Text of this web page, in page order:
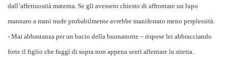
dall’affettuosità materna. Se gli avessero chiesto di affrontare un lupo
mannaro a mani nude probabilmente avrebbe manifestato meno perplessità.
- Mai abbastanza per un bacio della buonanotte – rispose lei abbracciando
forte il figlio che fuggì di sopra non appena sentì allentare la stretta.